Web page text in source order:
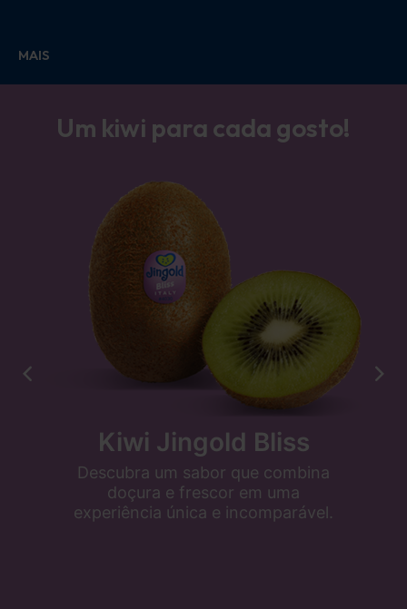
MAIS
Um kiwi para cada gosto!
Kiwi Jingold Bliss
Descubra um sabor que combina
doçura e frescor em uma
experiência única e incomparável.